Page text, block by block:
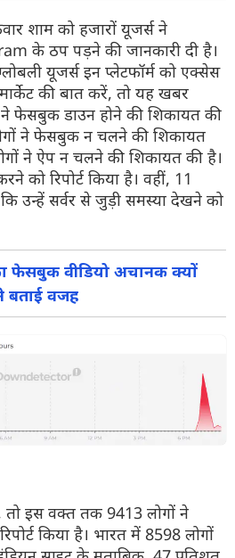
शाम को हजारों यूजर्स ने
के ठप पड़ने की जानकारी दी है।
यूजर्स इन प्लेटफॉर्म को एक्सेस
की बात करें, तो यह खबर
फेसबुक डाउन होने की शिकायत की
ने फेसबुक न चलने की शिकायत
ने ऐप न चलने की शिकायत की है।
को रिपोर्ट किया है। वहीं, 11
उन्हें सर्वर से जुड़ी समस्या देखने को
फेसबुक वीडियो अचानक क्यों
वजह
इस वक्त तक 9413 लोगों ने
किया है। भारत में 8598 लोगों